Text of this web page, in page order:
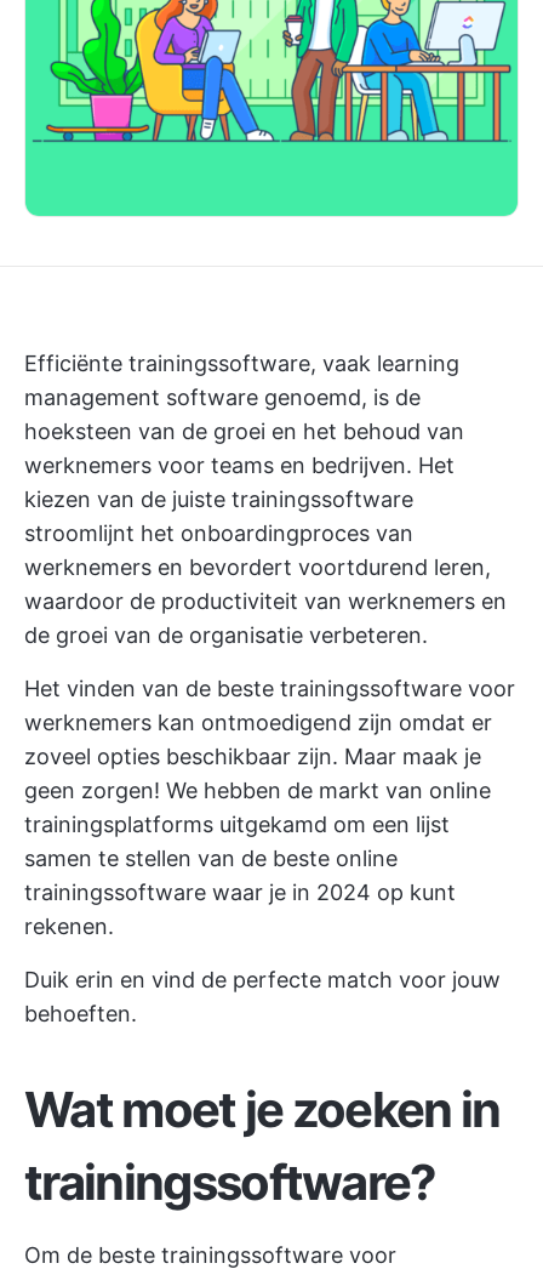
Efficiënte trainingssoftware, vaak learning
management software genoemd, is de
hoeksteen van de groei en het behoud van
werknemers voor teams en bedrijven. Het
kiezen van de juiste trainingssoftware
stroomlijnt het onboardingproces van
werknemers en bevordert voortdurend leren,
waardoor de productiviteit van werknemers en
de groei van de organisatie verbeteren.
Het vinden van de beste trainingssoftware voor
werknemers kan ontmoedigend zijn omdat er
zoveel opties beschikbaar zijn. Maar maak je
geen zorgen! We hebben de markt van online
trainingsplatforms uitgekamd om een lijst
samen te stellen van de beste online
trainingssoftware waar je in 2024 op kunt
rekenen.
Duik erin en vind de perfecte match voor jouw
behoeften.
Wat moet je zoeken in
trainingssoftware?
Om de beste trainingssoftware voor